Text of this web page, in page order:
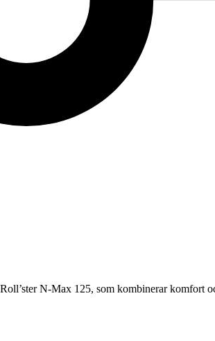
N-Max 125, som kombinerar komfort